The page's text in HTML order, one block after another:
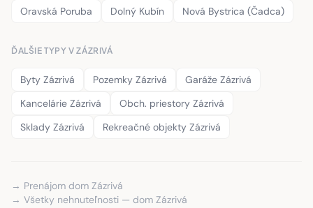
Oravská Poruba
Dolný Kubín Nová Bystrica (Čadca)
ĎALŠIE TYPY V ZÁZRIVÁ
Byty Zázrivá Pozemky Zázrivá
Garáže Zázrivá
Kancelárie Zázrivá
Obch. priestory Zázrivá
Sklady Zázrivá
Rekreačné objekty Zázrivá
→ Prenájom dom Zázrivá
→ Všetky nehnuteľnosti — dom Zázrivá